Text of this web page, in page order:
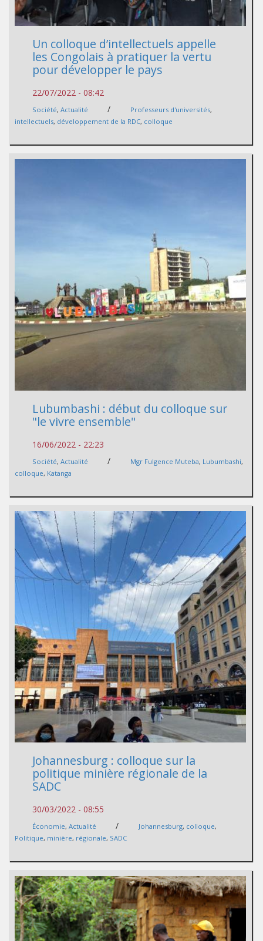
Un colloque d’intellectuels appelle
les Congolais à pratiquer la vertu
pour développer le pays
22/07/2022 - 08:42
Société, Actualité / Professeurs d'universités,
intellectuels, développement de la RDC, colloque
Lubumbashi : début du colloque sur
"le vivre ensemble"
16/06/2022 - 22:23
Société, Actualité / Mgr Fulgence Muteba, Lubumbashi,
colloque, Katanga
Johannesburg : colloque sur la
politique minière régionale de la
SADC
30/03/2022 - 08:55
Économie, Actualité / Johannesburg, colloque,
Politique, minière, régionale, SADC